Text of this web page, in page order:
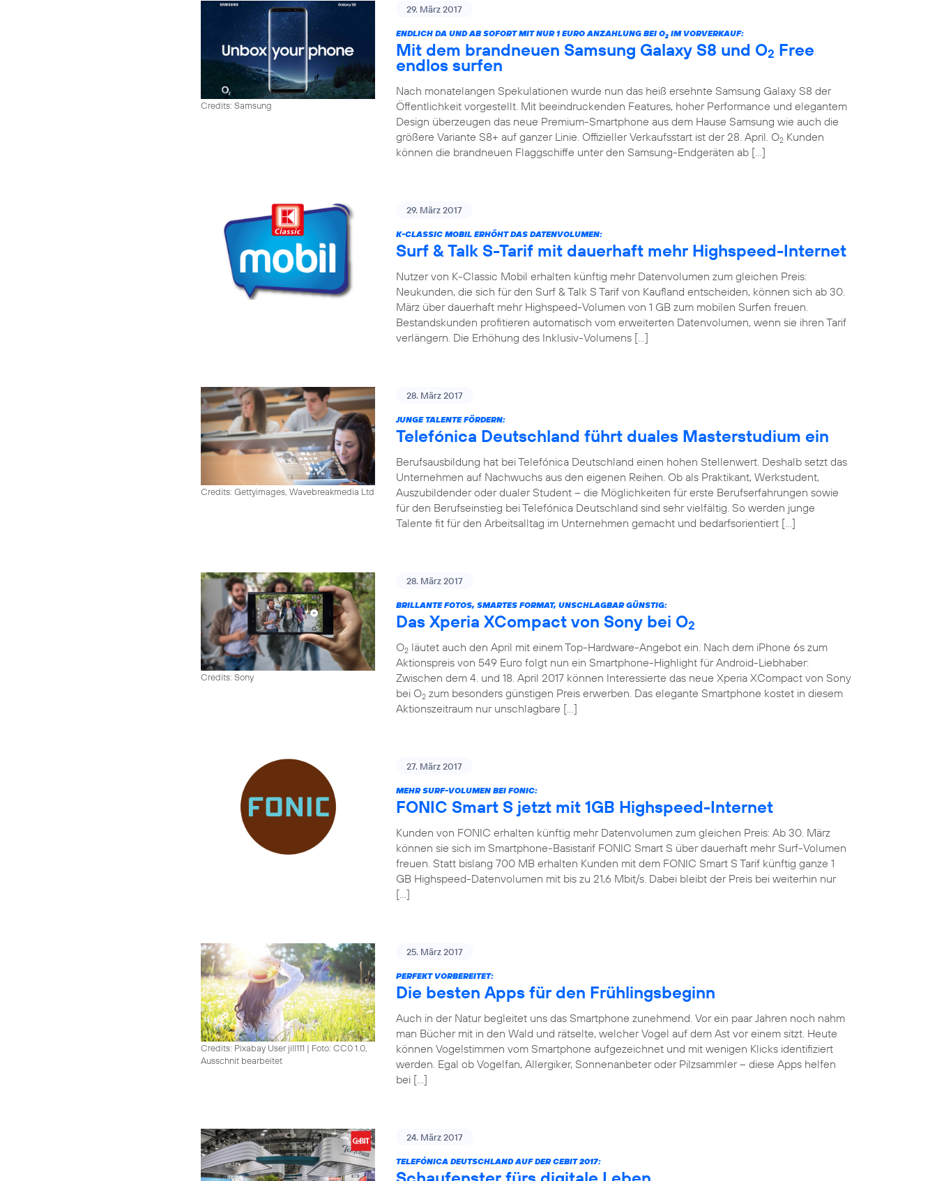
Credits: Samsung
29. März 2017
ENDLICH DA UND AB SOFORT MIT NUR 1 EURO ANZAHLUNG BEI O2 IM VORVERKAUF:
Mit dem brandneuen Samsung Galaxy S8 und O2 Free
endlos surfen
Nach monatelangen Spekulationen wurde nun das heiß ersehnte Samsung Galaxy S8 der
Öffentlichkeit vorgestellt. Mit beeindruckenden Features, hoher Performance und elegantem
Design überzeugen das neue Premium-Smartphone aus dem Hause Samsung wie auch die
größere Variante S8+ auf ganzer Linie. Offizieller Verkaufsstart ist der 28. April. O2 Kunden
können die brandneuen Flaggschiffe unter den Samsung-Endgeräten ab […]
29. März 2017
K-CLASSIC MOBIL ERHÖHT DAS DATENVOLUMEN:
Surf & Talk S-Tarif mit dauerhaft mehr Highspeed-Internet
Nutzer von K-Classic Mobil erhalten künftig mehr Datenvolumen zum gleichen Preis:
Neukunden, die sich für den Surf & Talk S Tarif von Kaufland entscheiden, können sich ab 30.
März über dauerhaft mehr Highspeed-Volumen von 1 GB zum mobilen Surfen freuen.
Bestandskunden profitieren automatisch vom erweiterten Datenvolumen, wenn sie ihren Tarif
verlängern. Die Erhöhung des Inklusiv-Volumens […]
Credits: Gettyimages, Wavebreakmedia Ltd
28. März 2017
JUNGE TALENTE FÖRDERN:
Telefónica Deutschland führt duales Masterstudium ein
Berufsausbildung hat bei Telefónica Deutschland einen hohen Stellenwert. Deshalb setzt das
Unternehmen auf Nachwuchs aus den eigenen Reihen. Ob als Praktikant, Werkstudent,
Auszubildender oder dualer Student – die Möglichkeiten für erste Berufserfahrungen sowie
für den Berufseinstieg bei Telefónica Deutschland sind sehr vielfältig. So werden junge
Talente fit für den Arbeitsalltag im Unternehmen gemacht und bedarfsorientiert […]
Credits: Sony
28. März 2017
BRILLANTE FOTOS, SMARTES FORMAT, UNSCHLAGBAR GÜNSTIG:
Das Xperia XCompact von Sony bei O2
O2 läutet auch den April mit einem Top-Hardware-Angebot ein. Nach dem iPhone 6s zum
Aktionspreis von 549 Euro folgt nun ein Smartphone-Highlight für Android-Liebhaber:
Zwischen dem 4. und 18. April 2017 können Interessierte das neue Xperia XCompact von Sony
bei O2 zum besonders günstigen Preis erwerben. Das elegante Smartphone kostet in diesem
Aktionszeitraum nur unschlagbare […]
27. März 2017
MEHR SURF-VOLUMEN BEI FONIC:
FONIC Smart S jetzt mit 1GB Highspeed-Internet
Kunden von FONIC erhalten künftig mehr Datenvolumen zum gleichen Preis: Ab 30. März
können sie sich im Smartphone-Basistarif FONIC Smart S über dauerhaft mehr Surf-Volumen
freuen. Statt bislang 700 MB erhalten Kunden mit dem FONIC Smart S Tarif künftig ganze 1
GB Highspeed-Datenvolumen mit bis zu 21,6 Mbit/s. Dabei bleibt der Preis bei weiterhin nur
[…]
Credits: Pixabay User jill111 | Foto: CC0 1.0,
Ausschnit bearbeitet
25. März 2017
PERFEKT VORBEREITET:
Die besten Apps für den Frühlingsbeginn
Auch in der Natur begleitet uns das Smartphone zunehmend. Vor ein paar Jahren noch nahm
man Bücher mit in den Wald und rätselte, welcher Vogel auf dem Ast vor einem sitzt. Heute
können Vogelstimmen vom Smartphone aufgezeichnet und mit wenigen Klicks identifiziert
werden. Egal ob Vogelfan, Allergiker, Sonnenanbeter oder Pilzsammler – diese Apps helfen
bei […]
24. März 2017
TELEFÓNICA DEUTSCHLAND AUF DER CEBIT 2017: